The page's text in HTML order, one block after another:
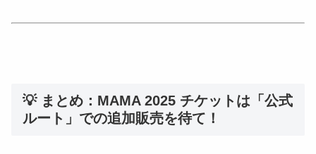
💡 まとめ：MAMA 2025 チケットは「公式
ルート」での追加販売を待て！